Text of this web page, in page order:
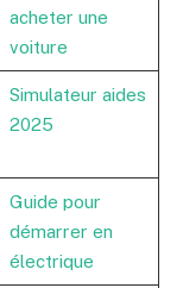
acheter une
voiture
Simulateur aides
2025
Guide pour
démarrer en
électrique